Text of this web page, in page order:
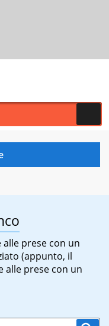
prese con un
(appunto, il
alle prese con un